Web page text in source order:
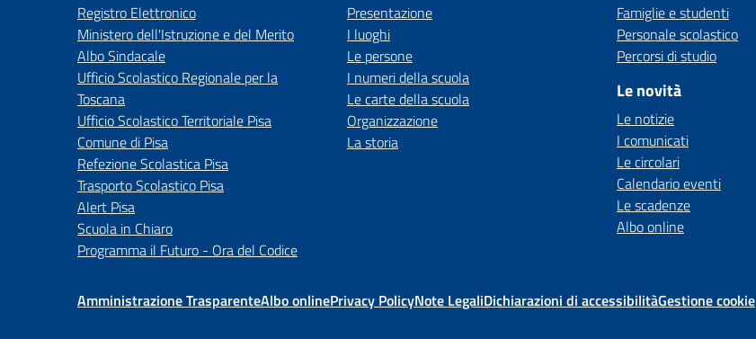
Registro Elettronico
Ministero dell'Istruzione e del Merito
Albo Sindacale
Ufficio Scolastico Regionale per la
Toscana
Ufficio Scolastico Territoriale Pisa
Comune di Pisa
Refezione Scolastica Pisa
Trasporto Scolastico Pisa
Alert Pisa
Scuola in Chiaro
Programma il Futuro - Ora del Codice
Presentazione
I luoghi
Le persone
I numeri della scuola
Le carte della scuola
Organizzazione
La storia
Famiglie e studenti
Personale scolastico
Percorsi di studio
Le novità
Le notizie
I comunicati
Le circolari
Calendario eventi
Le scadenze
Albo online
Amministrazione TrasparenteAlbo onlinePrivacy PolicyNote LegaliDichiarazioni di accessibilitàGestione cookie